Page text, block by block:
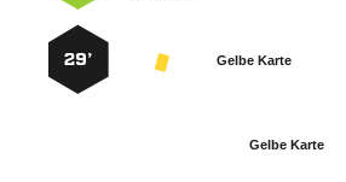
Gelbe Karte
29’
Gelbe Karte